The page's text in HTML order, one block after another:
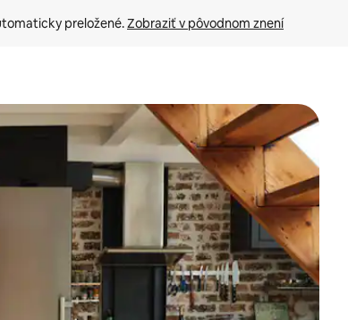
preložené. Zobraziť v pôvodnom znení